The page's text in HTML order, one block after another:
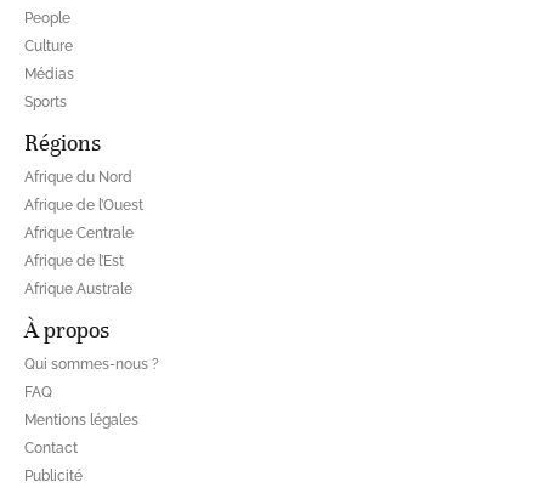
People
Culture
Médias
Sports
Régions
Afrique du Nord
Afrique de l’Ouest
Afrique Centrale
Afrique de l’Est
Afrique Australe
À propos
Qui sommes-nous ?
FAQ
Mentions légales
Contact
Publicité